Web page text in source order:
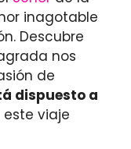
inagotable
Descubre
nos
de
dispuesto a
este viaje